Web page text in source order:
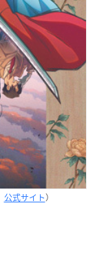
公式サイト）